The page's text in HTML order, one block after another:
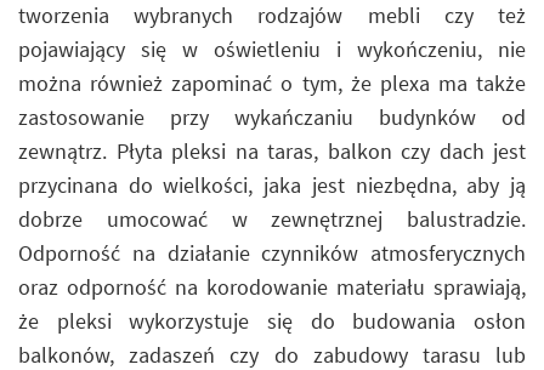
tworzenia wybranych rodzajów mebli czy też
pojawiający się w oświetleniu i wykończeniu, nie
można również zapominać o tym, że plexa ma także
zastosowanie przy wykańczaniu budynków od
zewnątrz. Płyta pleksi na taras, balkon czy dach jest
przycinana do wielkości, jaka jest niezbędna, aby ją
dobrze umocować w zewnętrznej balustradzie.
Odporność na działanie czynników atmosferycznych
oraz odporność na korodowanie materiału sprawiają,
że pleksi wykorzystuje się do budowania osłon
balkonów, zadaszeń czy do zabudowy tarasu lub